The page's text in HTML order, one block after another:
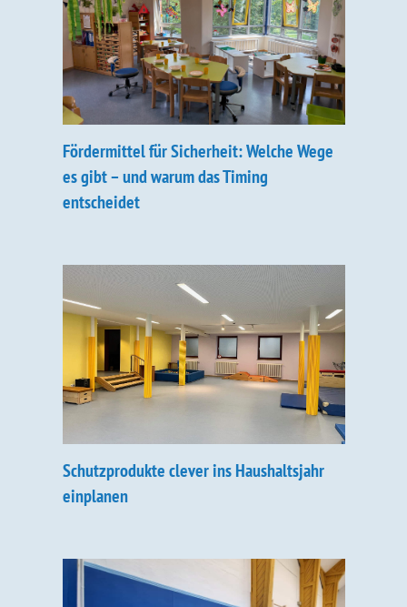
Fördermittel für Sicherheit: Welche Wege
es gibt – und warum das Timing
entscheidet
Schutzprodukte clever ins Haushaltsjahr
einplanen